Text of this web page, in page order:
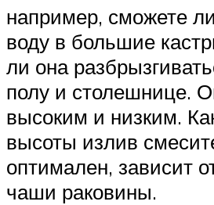
например, сможете
воду в большие
ли она
полу и столешнице.
высоким и низким.
высоты излив
оптимален, зависит
чаши раковины.